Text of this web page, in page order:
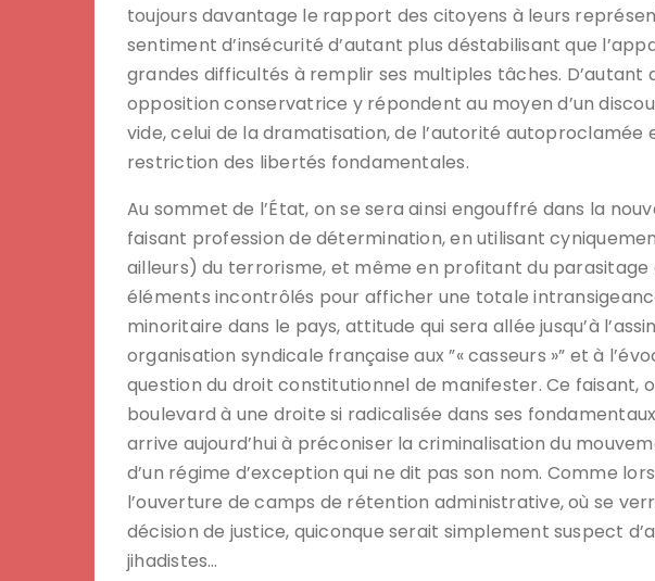
toujours davantage le rapport des citoyens à leurs
sentiment d’insécurité d’autant plus déstabilisant que
grandes difficultés à remplir ses multiples tâches. D’autant
opposition conservatrice y répondent au moyen d’un
vide, celui de la dramatisation, de l’autorité autoproclamée
restriction des libertés fondamentales.
Au sommet de l’État, on se sera ainsi engouffré dans la
faisant profession de détermination, en utilisant
ailleurs) du terrorisme, et même en profitant du parasitage
éléments incontrôlés pour afficher une totale
minoritaire dans le pays, attitude qui sera allée jusqu’à
organisation syndicale française aux ”« casseurs »” et à
question du droit constitutionnel de manifester. Ce faisant,
boulevard à une droite si radicalisée dans ses
arrive aujourd’hui à préconiser la criminalisation du
d’un régime d’exception qui ne dit pas son nom. Comme
l’ouverture de camps de rétention administrative, où se
décision de justice, quiconque serait simplement suspect
jihadistes…